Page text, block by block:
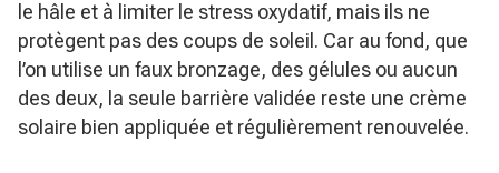
le hâle et à limiter le stress oxydatif, mais ils ne
protègent pas des coups de soleil. Car au fond, que
l’on utilise un faux bronzage, des gélules ou aucun
des deux, la seule barrière validée reste une crème
solaire bien appliquée et régulièrement renouvelée.